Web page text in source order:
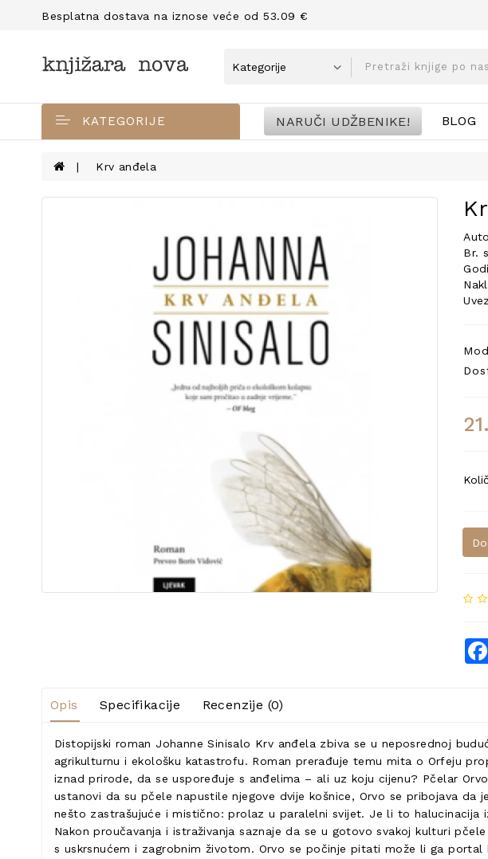
Besplatna dostava na iznose veće od 53.09 €
KATEGORIJE NARUČI UDŽBENIKE! BLOG
Krv anđela
Br.
Opis Specifikacije Recenzije (0)
Distopijski roman Johanne Sinisalo Krv anđela zbiva se u neposrednoj
agrikulturnu i ekološku katastrofu. Roman prerađuje temu mita o Orfeju
iznad prirode, da se uspoređuje s anđelima – ali uz koju cijenu? Pčelar
ustanovi da su pčele napustile njegove dvije košnice, Orvo se pribojava
nešto zastrašujuće i mistično: prolaz u paralelni svijet. Je li to
Nakon proučavanja i istraživanja saznaje da se u gotovo svakoj kulturi
s uskrsnućem i zagrobnim životom. Orvo se počinje pitati može li ga